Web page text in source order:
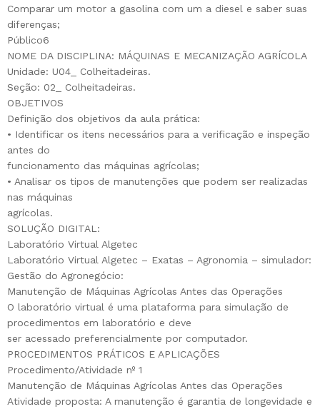
Comparar um motor a gasolina com um a diesel e saber suas
diferenças;
Público6
NOME DA DISCIPLINA: MÁQUINAS E MECANIZAÇÃO AGRÍCOLA
Unidade: U04_ Colheitadeiras.
Seção: 02_ Colheitadeiras.
OBJETIVOS
Definição dos objetivos da aula prática:
• Identificar os itens necessários para a verificação e inspeção
antes do
funcionamento das máquinas agrícolas;
• Analisar os tipos de manutenções que podem ser realizadas
nas máquinas
agrícolas.
SOLUÇÃO DIGITAL:
Laboratório Virtual Algetec
Laboratório Virtual Algetec – Exatas – Agronomia – simulador:
Gestão do Agronegócio:
Manutenção de Máquinas Agrícolas Antes das Operações
O laboratório virtual é uma plataforma para simulação de
procedimentos em laboratório e deve
ser acessado preferencialmente por computador.
PROCEDIMENTOS PRÁTICOS E APLICAÇÕES
Procedimento/Atividade nº 1
Manutenção de Máquinas Agrícolas Antes das Operações
Atividade proposta: A manutenção é garantia de longevidade e